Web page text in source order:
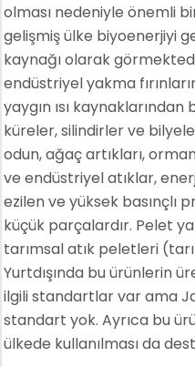
olması nedeniyle önemli
gelişmiş ülke biyoenerjiyi
kaynağı olarak
endüstriyel yakma
yaygın ısı
küreler, silindirler ve
odun, ağaç artıkları,
ve endüstriyel atıklar,
ezilen ve yüksek basınçlı
küçük parçalardır. Pelet
tarımsal atık peletleri
Yurtdışında bu ürünlerin
ilgili standartlar var ama
standart yok. Ayrıca bu
ülkede kullanılması da